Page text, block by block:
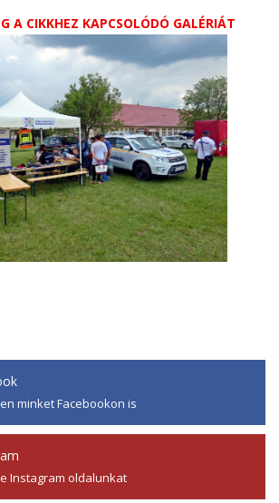
A CIKKHEZ KAPCSOLÓDÓ GALÉRIÁT
minket Facebookon is
Instagram oldalunkat